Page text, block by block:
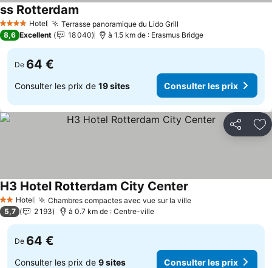
4 Étoiles Hotel Terrasse panoramique du Lido Grill
ss Rotterdam
8,6 Excellent 18 040 à 1.5 km de : Erasmus Bridge
De 64 €
Consulter les prix de 19 sites Consulter les prix
Partager
2 Étoiles
Hotel Chambres compactes avec vue sur la ville
H3 Hotel Rotterdam City Center
5,7 2 193 à 0.7 km de : Centre-ville
De 64 €
Consulter les prix de 9 sites Consulter les prix